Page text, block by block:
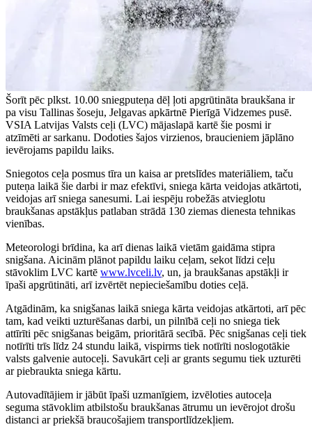
Šorīt pēc plkst. 10.00 sniegputeņa dēļ ļoti apgrūtināta braukšana ir
pa visu Tallinas šoseju, Jelgavas apkārtnē Pierīgā Vidzemes pusē.
VSIA Latvijas Valsts ceļi (LVC) mājaslapā kartē šie posmi ir
atzīmēti ar sarkanu. Dodoties šajos virzienos, braucieniem jāplāno
ievērojams papildu laiks.
Sniegotos ceļa posmus tīra un kaisa ar pretslīdes materiāliem, taču
puteņa laikā šie darbi ir maz efektīvi, sniega kārta veidojas atkārtoti,
veidojas arī sniega sanesumi. Lai iespēju robežās atvieglotu
braukšanas apstākļus patlaban strādā 130 ziemas dienesta tehnikas
vienības.
Meteorologi brīdina, ka arī dienas laikā vietām gaidāma stipra
snigšana. Aicinām plānot papildu laiku ceļam, sekot līdzi ceļu
stāvoklim LVC kartē www.lvceli.lv, un, ja braukšanas apstākļi ir
īpaši apgrūtināti, arī izvērtēt nepieciešamību doties ceļā.
Atgādinām, ka snigšanas laikā sniega kārta veidojas atkārtoti, arī pēc
tam, kad veikti uzturēšanas darbi, un pilnībā ceļi no sniega tiek
attīrīti pēc snigšanas beigām, prioritārā secībā. Pēc snigšanas ceļi tiek
notīrīti trīs līdz 24 stundu laikā, vispirms tiek notīrīti noslogotākie
valsts galvenie autoceļi. Savukārt ceļi ar grants segumu tiek uzturēti
ar piebraukta sniega kārtu.
Autovadītājiem ir jābūt īpaši uzmanīgiem, izvēloties autoceļa
seguma stāvoklim atbilstošu braukšanas ātrumu un ievērojot drošu
distanci ar priekšā braucošajiem transportlīdzekļiem.